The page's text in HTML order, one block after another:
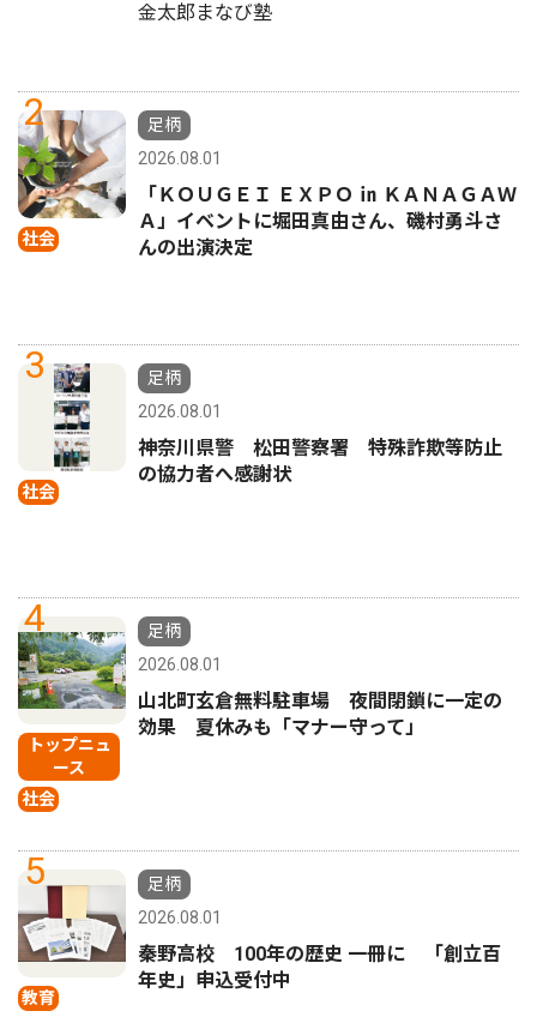
金太郎まなび塾
2
社会
足柄
2026.08.01
「ＫＯＵＧＥＩ ＥＸＰＯ ㏌ ＫＡＮＡＧＡＷ
Ａ」イベントに堀田真由さん、磯村勇斗さ
んの出演決定
3
社会
足柄
2026.08.01
神奈川県警 松田警察署 特殊詐欺等防止
の協力者へ感謝状
4
トップニュ
ース
社会
足柄
2026.08.01
山北町玄倉無料駐車場 夜間閉鎖に一定の
効果 夏休みも「マナー守って」
5
教育
足柄
2026.08.01
秦野高校 100年の歴史 一冊に 「創立百
年史」申込受付中